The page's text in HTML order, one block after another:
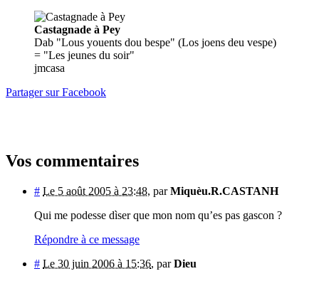
Castagnade à Pey
Dab "Lous youents dou bespe" (Los joens deu vespe)
= "Les jeunes du soir"
jmcasa
Partager sur Facebook
Vos commentaires
# Le 5 août 2005 à 23:48, parMiquèu.R.CASTANH
Qui me podesse dìser que mon nom qu’es pas gascon ?
Répondre à ce message
# Le 30 juin 2006 à 15:36, parDieu